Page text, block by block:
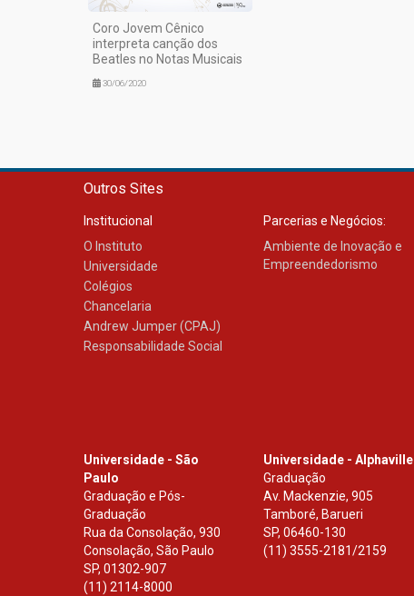
Coro Jovem Cênico
interpreta canção dos
Beatles no Notas Musicais
30/06/2020
Outros Sites
Institucional
O Instituto
Universidade
Colégios
Chancelaria
Andrew Jumper (CPAJ)
Responsabilidade Social
Parcerias e Negócios:
Ambiente de Inovação e
Empreendedorismo
Universidade - São
Paulo
Graduação e Pós-
Graduação
Rua da Consolação, 930
Consolação, São Paulo
SP, 01302-907
(11) 2114-8000
Universidade - Alphaville
Graduação
Av. Mackenzie, 905
Tamboré, Barueri
SP,06460-130
(11) 3555-2181/2159